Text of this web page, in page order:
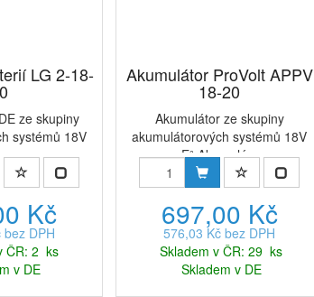
LG 2-18-
ze skupiny
systémů 18V
Kč
DPH
ČR: 2 ks
v DE
Akumulátor ProVolt APPV
18-20
Akumulátor ze skupiny
akumulátorových systémů 18V
E³.Akumulá...
697,00 Kč
576,03 Kč bez DPH
Skladem v ČR: 29 ks
Skladem v DE